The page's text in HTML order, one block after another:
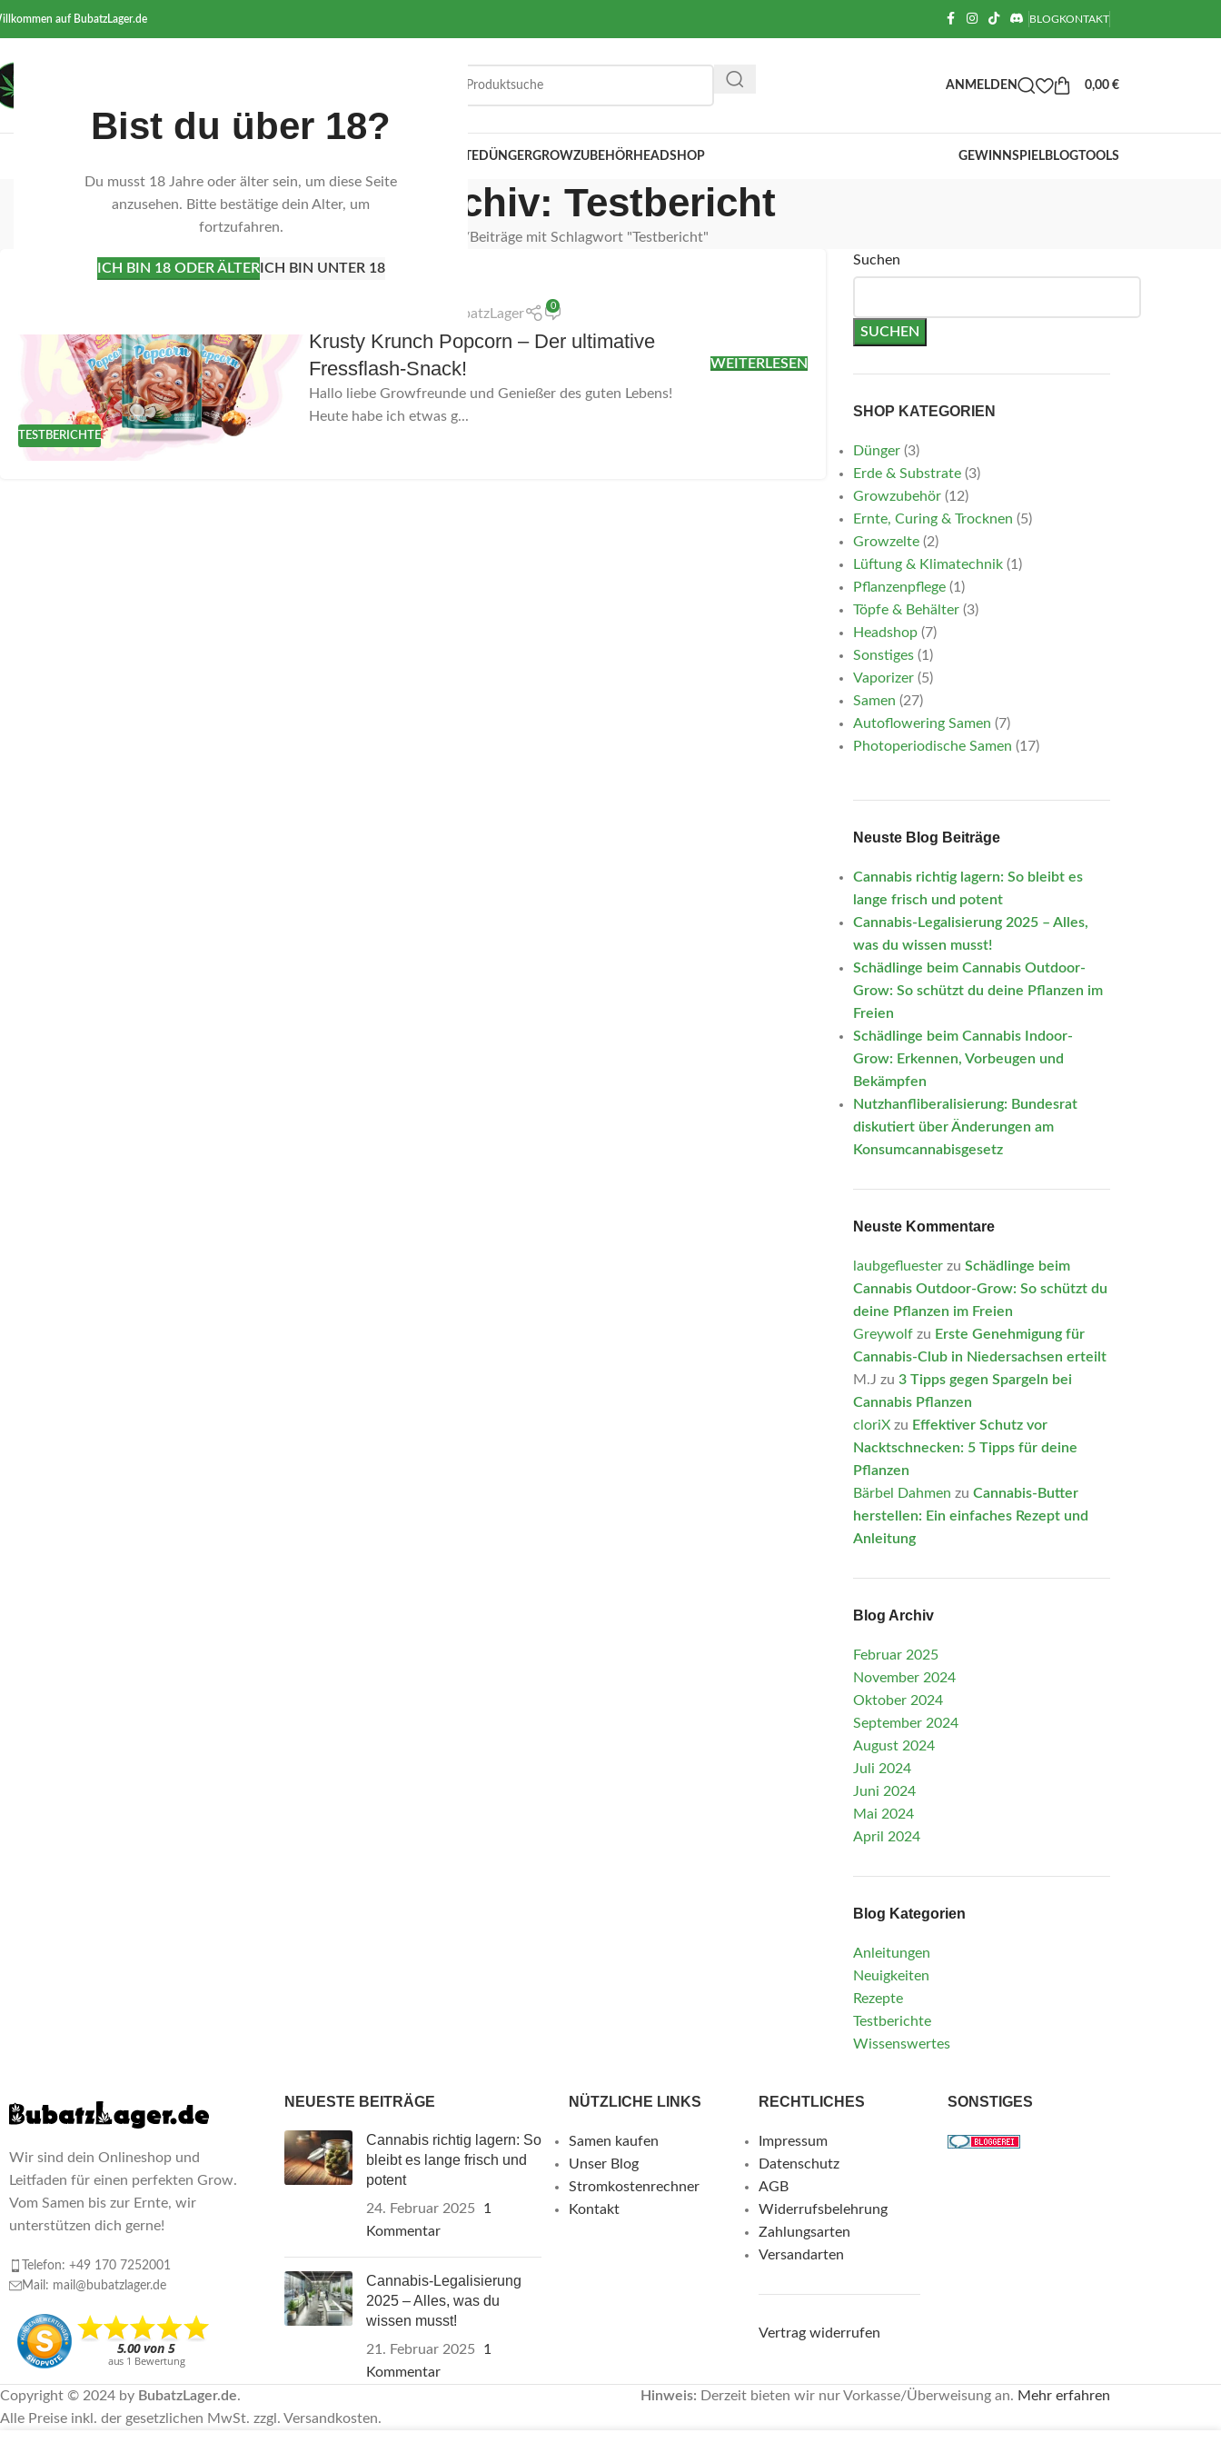
Bist du über 18?
Du musst 18 Jahre oder älter sein, um diese Seite
anzusehen. Bitte bestätige dein Alter, um
fortzufahren.
ICH BIN 18 ODER ÄLTERICH BIN UNTER 18
auf BubatzLager.de BLOGKONTAKT
ANMELDEN 0,00 €
ERDE & SUBSTRATEDÜNGERGROWZUBEHÖRHEADSHOP GEWINNSPIEL BLOGTOOLS
Tag-Archiv: Testbericht
Beiträge mit Schlagwort "Testbericht"
TESTBERICHTE
BubatzLager
0
Krusty Krunch Popcorn – Der ultimative
Fressflash-Snack!
Hallo liebe Growfreunde und Genießer des guten Lebens!
Heute habe ich etwas g...
WEITERLESEN
Suchen
SUCHEN
SHOP KATEGORIEN
Dünger 3
Erde & Substrate 3
Growzubehör 12
Ernte, Curing & Trocknen 5
Growzelte 2
Lüftung & Klimatechnik 1
Pflanzenpflege 1
Töpfe & Behälter 3
Headshop 7
Sonstiges 1
Vaporizer 5
Samen 27
Autoflowering Samen 7
Photoperiodische Samen 17
Neuste Blog Beiträge
Cannabis richtig lagern: So bleibt es
lange frisch und potent
Cannabis-Legalisierung 2025 – Alles,
was du wissen musst!
Schädlinge beim Cannabis Outdoor-
Grow: So schützt du deine Pflanzen im
Freien
Schädlinge beim Cannabis Indoor-
Grow: Erkennen, Vorbeugen und
Bekämpfen
Nutzhanfliberalisierung: Bundesrat
diskutiert über Änderungen am
Konsumcannabisgesetz
Neuste Kommentare
laubgefluesterzu Schädlinge beim
Cannabis Outdoor-Grow: So schützt du
deine Pflanzen im Freien
Greywolfzu Erste Genehmigung für
Cannabis-Club in Niedersachsen erteilt
M.J zu 3 Tipps gegen Spargeln bei
Cannabis Pflanzen
cloriXzu Effektiver Schutz vor
Nacktschnecken: 5 Tipps für deine
Pflanzen
Bärbel Dahmen zu Cannabis-Butter
herstellen: Ein einfaches Rezept und
Anleitung
Blog Archiv
Februar 2025
November 2024
Oktober 2024
September 2024
August 2024
Juli 2024
Juni 2024
Mai 2024
April 2024
Blog Kategorien
Anleitungen
Neuigkeiten
Rezepte
Testberichte
Wissenswertes
Wir sind dein Onlineshop und
Leitfaden für einen perfekten Grow.
Vom Samen bis zur Ernte, wir
unterstützen dich gerne!
Telefon: +49 170 7252001
Mail: mail@bubatzlager.de
NEUESTE BEITRÄGE
Cannabis richtig lagern: So
bleibt es lange frisch und
potent
24. Februar 2025
1
Kommentar
Cannabis-Legalisierung
2025 – Alles, was du
wissen musst!
21. Februar 2025
1
Kommentar
NÜTZLICHE LINKS
Samen kaufen
Unser Blog
Stromkostenrechner
Kontakt
RECHTLICHES
Impressum
Datenschutz
AGB
Widerrufsbelehrung
Zahlungsarten
Versandarten
Vertrag widerrufen
SONSTIGES
Copyright © 2024 by BubatzLager.de.
Alle Preise inkl. der gesetzlichen MwSt. zzgl. Versandkosten.
Hinweis: Derzeit bieten wir nur Vorkasse/Überweisung an. Mehr erfahren